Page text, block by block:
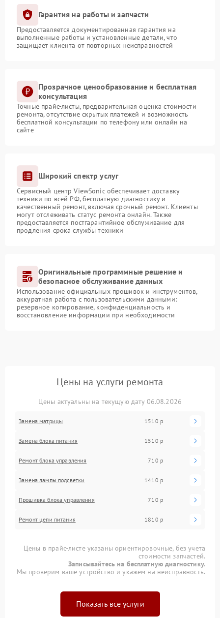
Гарантия на работы и запчасти
Предоставляется документированная гарантия на
выполненные работы и установленные детали, что
защищает клиента от повторных неисправностей
Прозрачное ценообразование и бесплатная
консультация
Точные прайс-листы, предварительная оценка стоимости
ремонта, отсутствие скрытых платежей и возможность
бесплатной консультации по телефону или онлайн на
сайте
Широкий спектр услуг
Сервисный центр ViewSonic обеспечивает доставку
техники по всей РФ, бесплатную диагностику и
качественный ремонт, включая срочный ремонт. Клиенты
могут отслеживать статус ремонта онлайн. Также
предоставляется постгарантийное обслуживание для
продления срока службы техники
Оригинальные программные решение и
безопасное обслуживание данных
Использование официальных прошивок и инструментов,
аккуратная работа с пользовательскими данными:
резервное копирование, конфиденциальность и
восстановление информации при необходимости
Цены на услуги ремонта
Цены актуальны на текущую дату 06.08.2026
Замена матрицы 1510 р
Замена блока питания 1510 р
Ремонт блока управления 710 р
Замена лампы подсветки 1410 р
Прошивка блока управления 710 р
Ремонт цепи питания 1810 р
Цены в прайс-листе указаны ориентировочные, без учета
стоимости запчастей.
Записывайтесь на бесплатную диагностику.
Мы проверим ваше устройство и укажем на неисправность.
Показать все услуги